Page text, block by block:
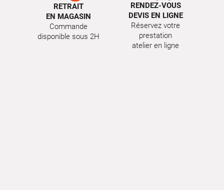
RETRAIT
EN MAGASIN
Commande
disponible sous 2H
RENDEZ-VOUS
DEVIS EN LIGNE
Réservez votre
prestation
atelier en ligne